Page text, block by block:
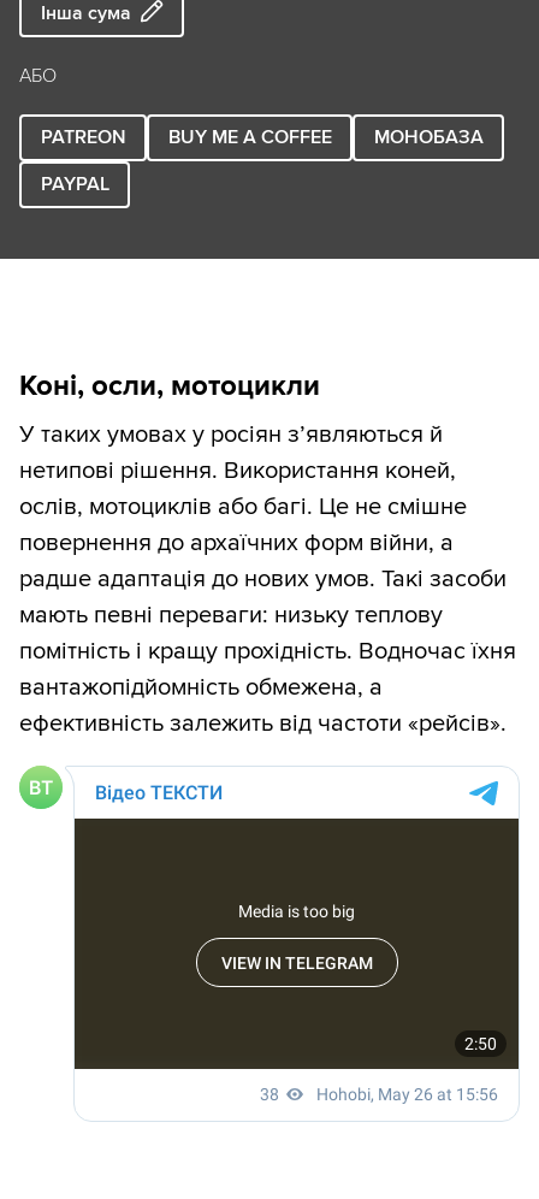
Інша сума
АБО
PATREON BUY ME A COFFEE
МОНОБАЗА
PAYPAL
Коні, осли, мотоцикли
У таких умовах у росіян з’являються й
нетипові рішення. Використання коней,
ослів, мотоциклів або багі. Це не смішне
повернення до архаїчних форм війни, а
радше адаптація до нових умов. Такі засоби
мають певні переваги: низьку теплову
помітність і кращу прохідність. Водночас їхня
вантажопідйомність обмежена, а
ефективність залежить від частоти «рейсів».